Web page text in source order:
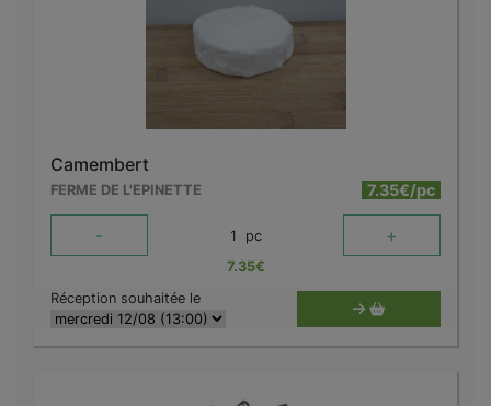
Camembert
FERME DE L'EPINETTE 7.35€/pc
- 1 pc +
7.35€
Réception souhaitée le